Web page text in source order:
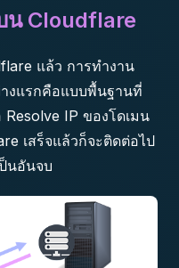
น Cloudflare
แล้ว การทำงาน
งแรกคือแบบพื้นฐานที่
IP ของโดเมน
เสร็จแล้วก็จะติดต่อไป
นอันจบ